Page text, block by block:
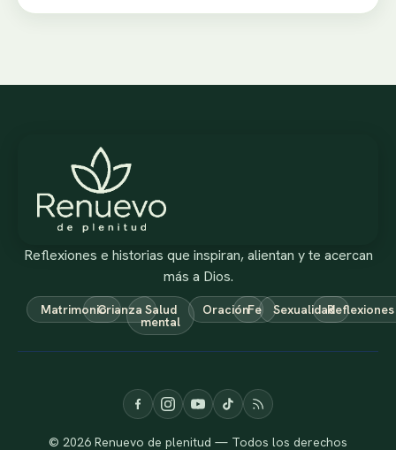
Reflexiones e historias que inspiran, alientan y te acercan
más a Dios.
MatrimonioCrianza Salud
mental
OraciónFe SexualidadReflexiones
© 2026 Renuevo de plenitud — Todos los derechos